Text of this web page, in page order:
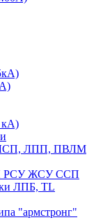
кА)
ЛСП, ЛПП, ПВЛМ
РСУ ЖСУ ССП
ЛПБ, TL
"армстронг"